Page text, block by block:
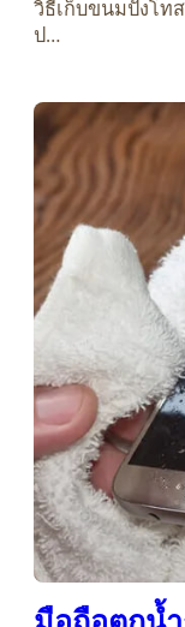
วิธีเก็บขนมปังโท
ป…
มือถือตกน้